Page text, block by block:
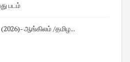
படம்
ஆங்கிலம் /தமிழ...